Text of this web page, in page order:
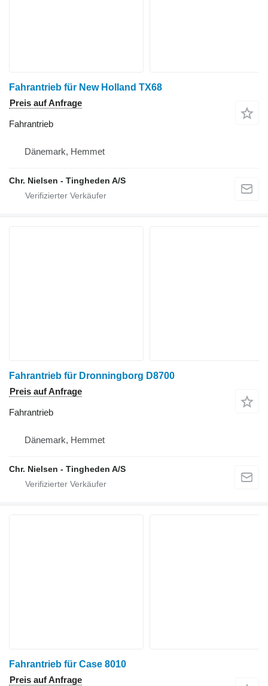
Fahrantrieb für New Holland TX68
Preis auf Anfrage
Fahrantrieb
Dänemark, Hemmet
Chr. Nielsen - Tingheden A/S
Fahrantrieb für Dronningborg D8700
Preis auf Anfrage
Fahrantrieb
Dänemark, Hemmet
Chr. Nielsen - Tingheden A/S
Fahrantrieb für Case 8010
Preis auf Anfrage